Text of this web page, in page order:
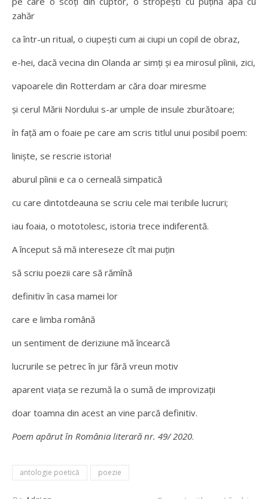
zahăr
ca într-un ritual, o ciupești cum ai ciupi un copil de obraz,
e-hei, dacă vecina din Olanda ar simți și ea mirosul pîinii, zici,
vapoarele din Rotterdam ar căra doar miresme
și cerul Mării Nordului s-ar umple de insule zburătoare;
în față am o foaie pe care am scris titlul unui posibil poem:
liniște, se rescrie istoria!
aburul pîinii e ca o cerneală simpatică
cu care dintotdeauna se scriu cele mai teribile lucruri;
iau foaia, o mototolesc, istoria trece indiferentă.
A început să mă intereseze cît mai puțin
să scriu poezii care să rămînă
definitiv în casa mamei lor
care e limba română
un sentiment de deriziune mă încearcă
lucrurile se petrec în jur fără vreun motiv
aparent viața se rezumă la o sumă de improvizații
doar toamna din acest an vine parcă definitiv.
Poem apărut în România literară nr. 49/ 2020.
antologie poetică poezie